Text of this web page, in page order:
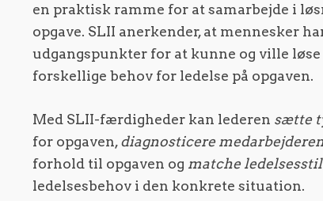
en praktisk ramme for at samarbejde i
opgave. SLII anerkender, at mennesker
udgangspunkter for at kunne og ville løse
forskellige behov for ledelse på opgaven.
Med SLII-færdigheder kan lederen sætte
for opgaven,diagnosticere
forhold til opgaven og matche
ledelsesbehov i den konkrete situation.